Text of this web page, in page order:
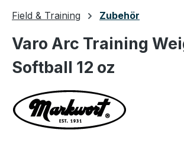
Field & Training Zubehör
Varo Arc Training
Softball 12 oz